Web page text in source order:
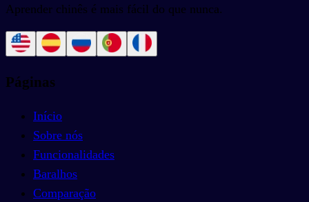
Aprender chinês é mais fácil do que nunca.
Páginas
Início
Sobre nós
Funcionalidades
Baralhos
Comparação